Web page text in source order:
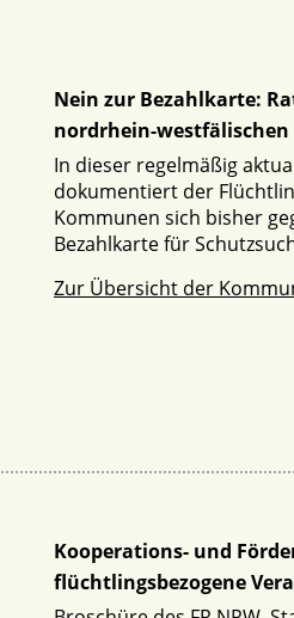
Nein zur Bezahlkarte:
nordrhein-
In dieser regelmäßig
dokumentiert der
Kommunen sich bisher
Bezahlkarte für
Zur Übersicht der
Kooperations- und
flüchtlingsbezogene